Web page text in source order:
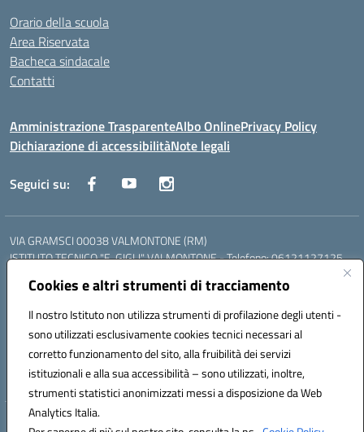
Cookies e altri strumenti di tracciamento
Il nostro Istituto non utilizza strumenti di profilazione degli utenti -
sono utilizzati esclusivamente cookies tecnici necessari al
corretto funzionamento del sito, alla fruibilità dei servizi
istituzionali e alla sua accessibilità – sono utilizzati, inoltre,
strumenti statistici anonimizzati messi a disposizione da Web
Analytics Italia.
Orario della scuola
Area Riservata
Bacheca sindacale
Contatti
Amministrazione TrasparenteAlbo OnlinePrivacy Policy
Dichiarazione di accessibilitàNote legali
Seguici su:
VIA GRAMSCI 00038 VALMONTONE (RM)
ISTITUTO TECNICO "E. GIGLI" VALMONTONE - Telefono: 06121127125
06121126825
LICEO DELLE SCIENZE UMANE "P.L. NERVI" SEGNI - Telefono:
Mail: RMIS099002@istruzione.it - PEC: RMIS099002@pec.istruzione.it
Codice meccanografico: RMIS099002
Codice fiscale: 95036960581
Hosting & Powered by 3D Solution S.r.l.